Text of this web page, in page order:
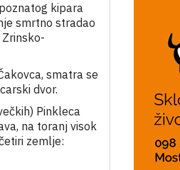
kipara
smrtno stradao
smatra se
dvor.
Pinkleca
na toranj visok
zemlje: